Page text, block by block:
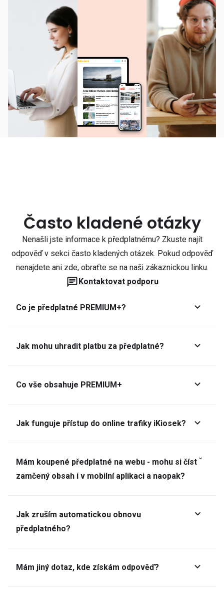
Často kladené otázky
Nenašli jste informace k předplatnému? Zkuste najít
odpověď v sekci často kladených otázek. Pokud odpověď
nenajdete ani zde, obraťte se na naši zákaznickou linku.
Kontaktovat podporu
Co je předplatné PREMIUM+?
Jak mohu uhradit platbu za předplatné?
Co vše obsahuje PREMIUM+
Jak funguje přístup do online trafiky iKiosek?
Mám koupené předplatné na webu - mohu si číst
zamčený obsah i v mobilní aplikaci a naopak?
Jak zruším automatickou obnovu
předplatného?
Mám jiný dotaz, kde získám odpověď?